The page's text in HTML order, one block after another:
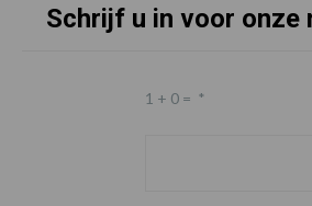
Schrijf u in voor onze
1 + 0 = *